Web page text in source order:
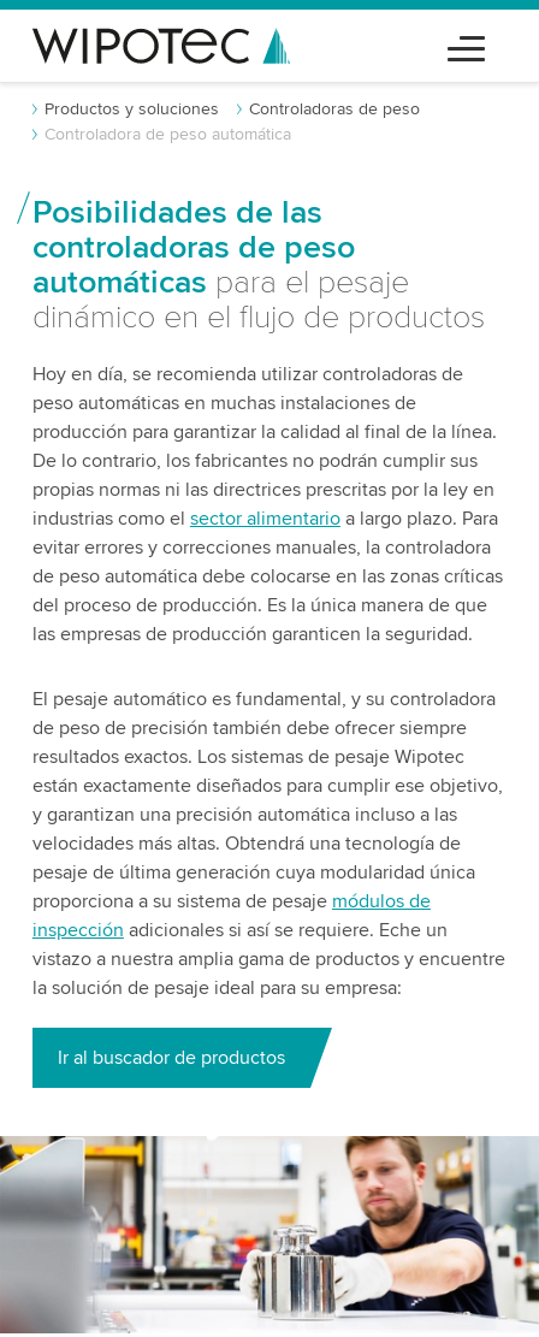
Productos y soluciones
Controladoras de peso
Controladora de peso automática
Posibilidades de las
controladoras de peso
automáticas para el pesaje
dinámico en el flujo de productos
Hoy en día, se recomienda utilizar controladoras de
peso automáticas en muchas instalaciones de
producción para garantizar la calidad al final de la línea.
De lo contrario, los fabricantes no podrán cumplir sus
propias normas ni las directrices prescritas por la ley en
industrias como el sector alimentarioa largo plazo. Para
evitar errores y correcciones manuales, la controladora
de peso automática debe colocarse en las zonas críticas
del proceso de producción. Es la única manera de que
las empresas de producción garanticen la seguridad.
El pesaje automático es fundamental, y su controladora
de peso de precisión también debe ofrecer siempre
resultados exactos. Los sistemas de pesaje Wipotec
están exactamente diseñados para cumplir ese objetivo,
y garantizan una precisión automática incluso a las
velocidades más altas. Obtendrá una tecnología de
pesaje de última generación cuya modularidad única
proporciona a su sistema de pesaje módulos de
inspección adicionales si así se requiere. Eche un
vistazo a nuestra amplia gama de productos y encuentre
la solución de pesaje ideal para su empresa:
Ir al buscador de productos